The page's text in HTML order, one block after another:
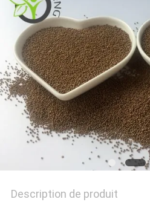
NOUVELLES
CAS
DEMANDER
UN DEVIS
PLAN
DU
SITE
Description de produit